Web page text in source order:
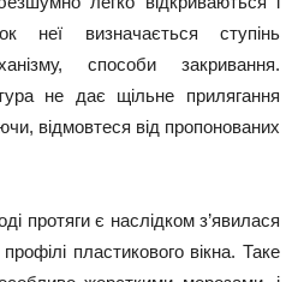
неї визначається ступінь
способи закривання.
не дає щільне прилягання
відмовтеся від пропонованих
протяги є наслідком з’явилася
пластикового вікна. Таке